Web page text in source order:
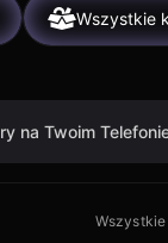
Wszystkie
na Twoim